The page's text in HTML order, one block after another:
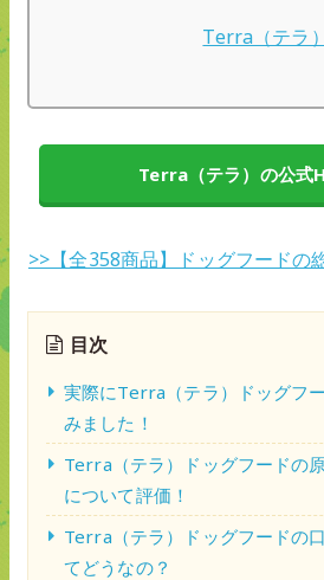
Terra（テラ
Terra（テラ）の公式
>>【全358商品】ドッグフードの
目次
実際にTerra（テラ）ドッグフ
みました！
Terra（テラ）ドッグフードの
について評価！
Terra（テラ）ドッグフードの
てどうなの？